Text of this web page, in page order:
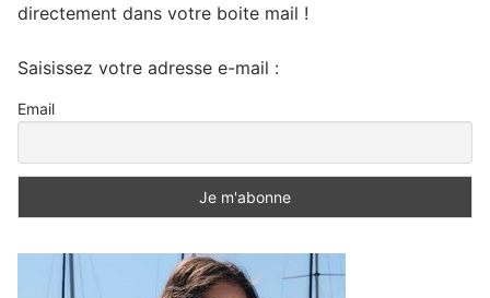
directement dans votre boite mail !
Saisissez votre adresse e-mail :
Email